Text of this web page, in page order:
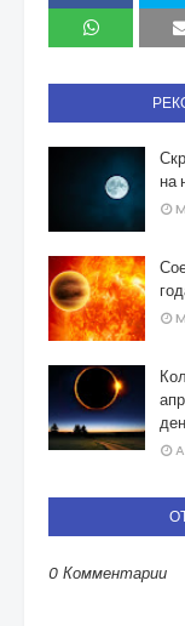
на
0 Комментарии